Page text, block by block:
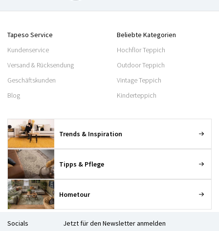
Tapeso Service
Kundenservice
Versand & Rücksendung
Geschäftskunden
Blog
Beliebte Kategorien
Hochflor Teppich
Outdoor Teppich
Vintage Teppich
Kinderteppich
Trends & Inspiration
Tipps & Pflege
Hometour
Socials Jetzt für den Newsletter anmelden